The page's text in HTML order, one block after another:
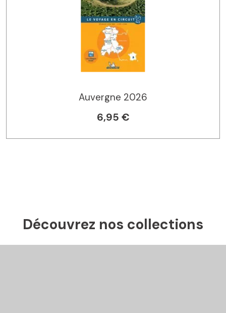
Auvergne 2026
6,95 €
Découvrez nos collections